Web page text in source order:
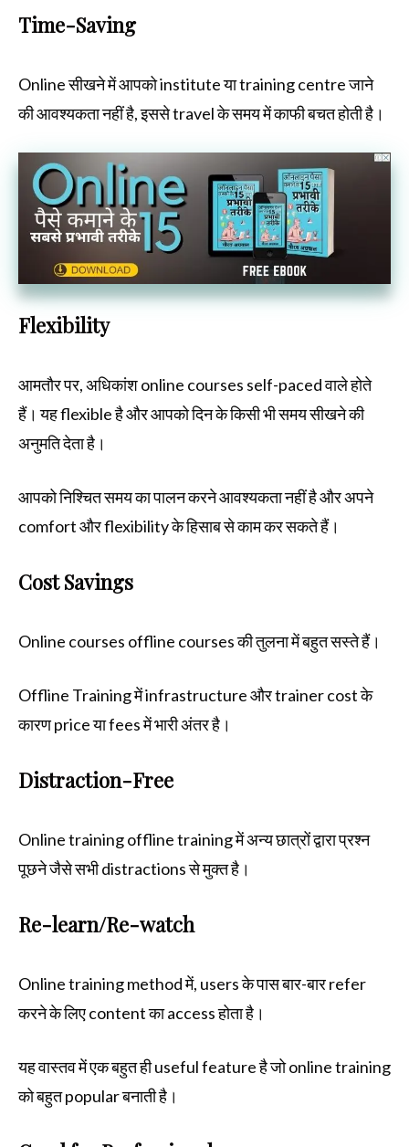
Time-Saving
Online सीखने में आपको institute या training centre जाने
की आवश्यकता नहीं है, इससे travel के समय में काफी बचत होती है।
Flexibility
आमतौर पर, अधिकांश online courses self-paced वाले होते
हैं। यह flexible है और आपको दिन के किसी भी समय सीखने की
अनुमति देता है।
आपको निश्चित समय का पालन करने आवश्यकता नहीं है और अपने
comfort और flexibility के हिसाब से काम कर सकते हैं।
Cost Savings
Online courses offline courses की तुलना में बहुत सस्ते हैं।
Offline Training में infrastructure और trainer cost के
कारण price या fees में भारी अंतर है।
Distraction-Free
Online training offline training में अन्य छात्रों द्वारा प्रश्न
पूछने जैसे सभी distractions से मुक्त है।
Re-learn/Re-watch
Online training method में, users के पास बार-बार refer
करने के लिए content का access होता है।
यह वास्तव में एक बहुत ही useful feature है जो online training
को बहुत popular बनाती है।